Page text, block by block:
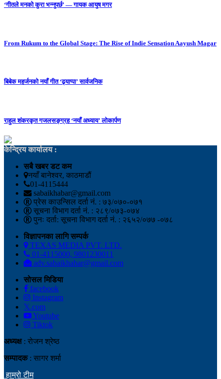
‘गीतले मनको कुरा भन्नुपर्छ’ — गायक आयुष मगर
From Rukum to the Global Stage: The Rise of Indie Sensation Aayush Magar
बिबेक महर्जनको नयाँ गीत ‘ढ्याप्पा’ सार्वजनिक
राहुल शंकरकृत गजलसङ्ग्रह ‘नयाँ अध्याय’ लोकार्पण
केन्द्रिय कार्यालय :
सबै खबर डट कम
नयाँ बानेश्वर, काठमाडौं
01-4115444
sabaikhabar@gmail.com
प्रेस काउन्सिल दर्ता नं. : ७३/०७०-०७१
सूचना विभाग दर्ता नं. : २८९/०७३-०७४
पुनः दर्ता: सूचना विभाग दर्ता नं. : २६५२/०७७ -०७८
विज्ञापनका लागि सम्पर्क
TEXAS MEDIA PVT. LTD.
01-4115000, 9801230011
adv.sabaikhabar@gmail.com
सोसल मिडिया
facebook
Instagram
𝕏.com
Youtube
Tiktok
अध्यक्ष: रोजन श्रेष्ठ
सम्पादक: सागर शर्मा
हाम्रो टीम